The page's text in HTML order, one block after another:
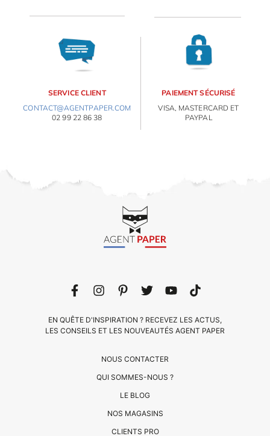
SERVICE CLIENT
CONTACT@AGENTPAPER.COM
02 99 22 86 38
PAIEMENT SÉCURISÉ
VISA, MASTERCARD ET
PAYPAL
NOUS CONTACTER
QUI SOMMES-NOUS ?
LE BLOG
NOS MAGASINS
CLIENTS PRO
EN QUÊTE D'INSPIRATION ? RECEVEZ LES ACTUS,
LES CONSEILS ET LES NOUVEAUTÉS AGENT PAPER